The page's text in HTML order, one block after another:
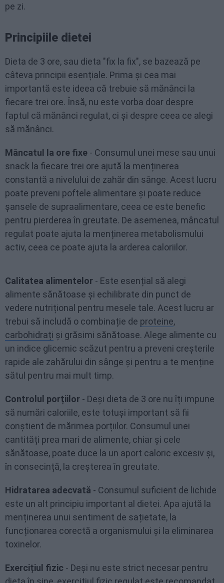
pe zi.
Principiile dietei
Dieta de 3 ore, sau dieta "fix la fix", se bazează pe
câteva principii esențiale. Prima și cea mai
importantă este ideea că trebuie să mănânci la
fiecare trei ore. Însă, nu este vorba doar despre
faptul că mănânci regulat, ci și despre ceea ce alegi
să mănânci.
Mâncatul la ore fixe - Consumul unei mese sau unui
snack la fiecare trei ore ajută la menținerea
constantă a nivelului de zahăr din sânge. Acest lucru
poate preveni poftele alimentare și poate reduce
șansele de supraalimentare, ceea ce este benefic
pentru pierderea în greutate. De asemenea, mâncatul
regulat poate ajuta la menținerea metabolismului
activ, ceea ce poate ajuta la arderea caloriilor.
Calitatea alimentelor - Este esențial să alegi
alimente sănătoase și echilibrate din punct de
vedere nutrițional pentru mesele tale. Acest lucru ar
trebui să includă o combinație de proteine,
carbohidrați și grăsimi sănătoase. Alege alimente cu
un indice glicemic scăzut pentru a preveni creșterile
rapide ale zahărului din sânge și pentru a te menține
sătul pentru mai mult timp.
Controlul porțiilor - Deși dieta de 3 ore nu îți impune
să numări caloriile, este totuși important să fii
conștient de mărimea porțiilor. Consumul unei
cantități prea mari de alimente, chiar și cele
sănătoase, poate duce la un aport caloric excesiv și,
în consecință, la creșterea în greutate.
Hidratarea adecvată - Consumul suficient de lichide
este un alt principiu important al dietei. Apa ajută la
menținerea unui sentiment de sațietate, la
funcționarea corectă a organismului și la eliminarea
toxinelor.
Exercițiul fizic - Deși nu este strict necesar pentru